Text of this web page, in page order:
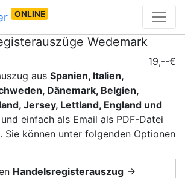
ONLINE
Wedemark
19,--€
aus Spanien, Italien,
Dänemark, Belgien,
Jersey, Lettland, England und
einfach als Email als PDF-Datei
Sie können unter folgenden Optionen
Handelsregisterauszug →